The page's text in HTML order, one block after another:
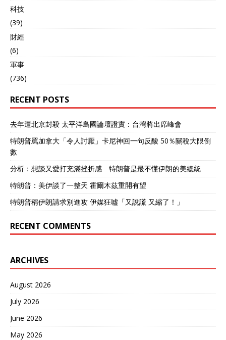
科技
(39)
財經
(6)
軍事
(736)
RECENT POSTS
去年遭北京封殺 太平洋島國論壇證實：台灣將出席峰會
特朗普罵加拿大「令人討厭」卡尼神回一句反酸 50％關稅大限倒
數
分析：想談又愛打充滿挫折感 特朗普是最不懂伊朗的美總統
特朗普：美伊談了一整天 霍爾木茲重開有望
特朗普稱伊朗請求別進攻 伊媒狂噓「又說謊 又縮了！」
RECENT COMMENTS
ARCHIVES
August 2026
July 2026
June 2026
May 2026